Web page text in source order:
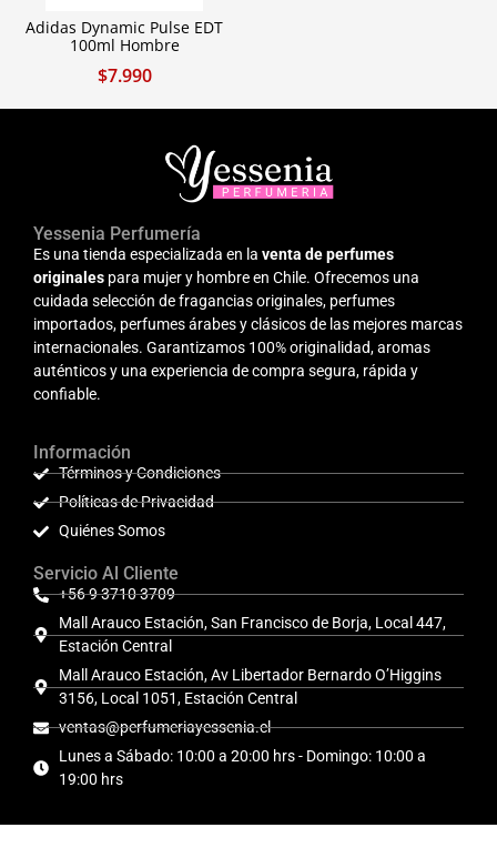
Adidas Dynamic Pulse EDT
100ml Hombre
$7.990
Yessenia Perfumería
Es una tienda especializada en la venta de perfumes
originales para mujer y hombre en Chile. Ofrecemos una
cuidada selección de fragancias originales, perfumes
importados, perfumes árabes y clásicos de las mejores marcas
internacionales. Garantizamos 100% originalidad, aromas
auténticos y una experiencia de compra segura, rápida y
confiable.
Información
Términos y Condiciones
Políticas de Privacidad
Quiénes Somos
Servicio Al Cliente
+56 9 3710 3709
Mall Arauco Estación, San Francisco de Borja, Local 447,
Estación Central
Mall Arauco Estación, Av Libertador Bernardo O’Higgins
3156, Local 1051, Estación Central
ventas@perfumeriayessenia.cl
Lunes a Sábado: 10:00 a 20:00 hrs - Domingo: 10:00 a
19:00 hrs